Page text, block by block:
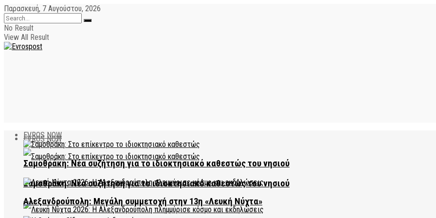
Παρασκευή, 7 Αυγούστου, 2026
No Result
View All Result
EVROS NOW
Σαμοθράκη: Νέα συζήτηση για το ιδιοκτησιακό καθεστώς του νησιού
EVROS NOW
Σαμοθράκη: Νέα συζήτηση για το ιδιοκτησιακό καθεστώς του νησιού
Αλεξανδρούπολη: Μεγάλη συμμετοχή στην 13η «Λευκή Νύχτα»